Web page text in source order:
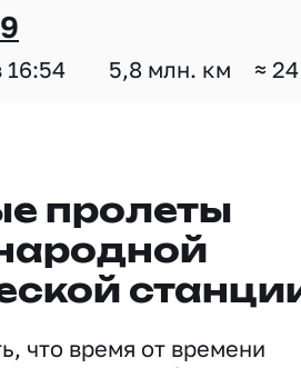
16:54 5,8 млн. км ≈
пролеты
что время от времени